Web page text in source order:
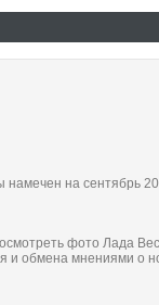
на сентябрь
фото Лада
и обмена мнениями о